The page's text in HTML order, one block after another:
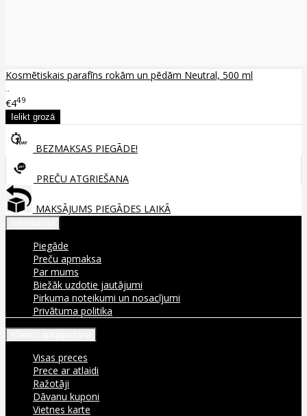
Kosmētiskais parafīns rokām un pēdām Neutral, 500 ml
..
€449
BEZMAKSAS PIEGĀDE!
PREČU ATGRIEŠANA
MAKSĀJUMS PIEGĀDES LAIKĀ
Piegāde
Preču apmaksa
Par mums
Biežāk uzdotie jautājumi
Pirkuma noteikumi un nosacījumi
Privātuma politika
Visas preces
Prece ar atlaidi
Ražotāji
Dāvanu kuponi
Vietnes karte